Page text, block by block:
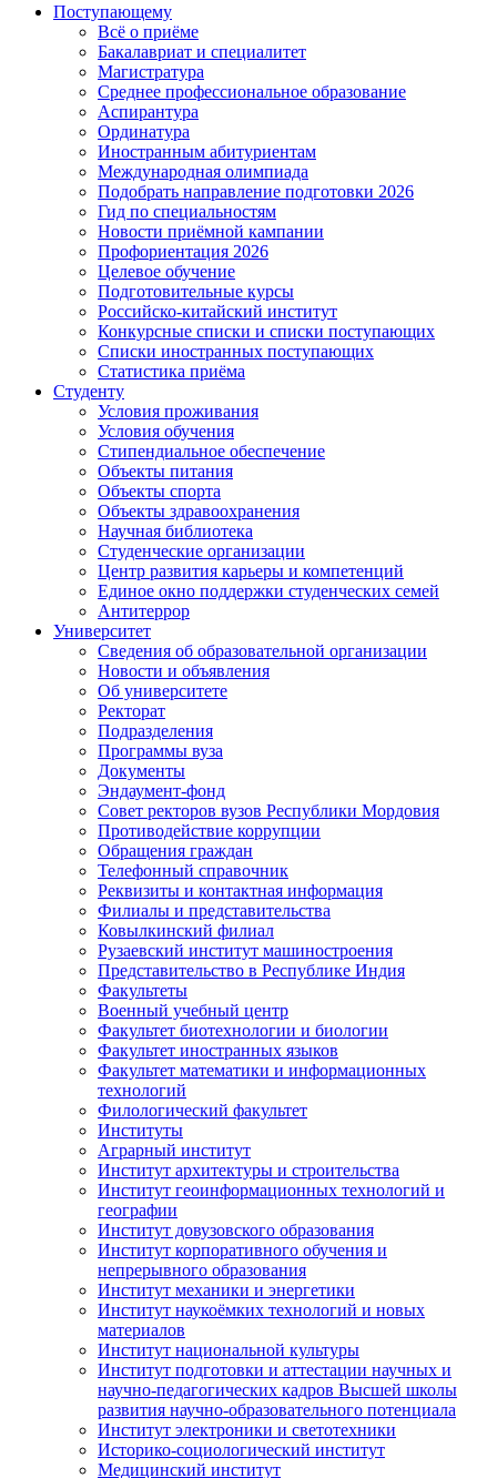
Поступающему
Всё о приёме
Бакалавриат и специалитет
Магистратура
Среднее профессиональное образование
Аспирантура
Ординатура
Иностранным абитуриентам
Международная олимпиада
Подобрать направление подготовки 2026
Гид по специальностям
Новости приёмной кампании
Профориентация 2026
Целевое обучение
Подготовительные курсы
Российско-китайский институт
Конкурсные списки и списки поступающих
Списки иностранных поступающих
Статистика приёма
Студенту
Условия проживания
Условия обучения
Стипендиальное обеспечение
Объекты питания
Объекты спорта
Объекты здравоохранения
Научная библиотека
Студенческие организации
Центр развития карьеры и компетенций
Единое окно поддержки студенческих семей
Антитеррор
Университет
Сведения об образовательной организации
Новости и объявления
Об университете
Ректорат
Подразделения
Программы вуза
Документы
Эндаумент-фонд
Совет ректоров вузов Республики Мордовия
Противодействие коррупции
Обращения граждан
Телефонный справочник
Реквизиты и контактная информация
Филиалы и представительства
Ковылкинский филиал
Рузаевский институт машиностроения
Представительство в Республике Индия
Факультеты
Военный учебный центр
Факультет биотехнологии и биологии
Факультет иностранных языков
Факультет математики и информационных
технологий
Филологический факультет
Институты
Аграрный институт
Институт архитектуры и строительства
Институт геоинформационных технологий и
географии
Институт довузовского образования
Институт корпоративного обучения и
непрерывного образования
Институт механики и энергетики
Институт наукоёмких технологий и новых
материалов
Институт национальной культуры
Институт подготовки и аттестации научных и
научно-педагогических кадров Высшей школы
развития научно-образовательного потенциала
Институт электроники и светотехники
Историко-социологический институт
Медицинский институт